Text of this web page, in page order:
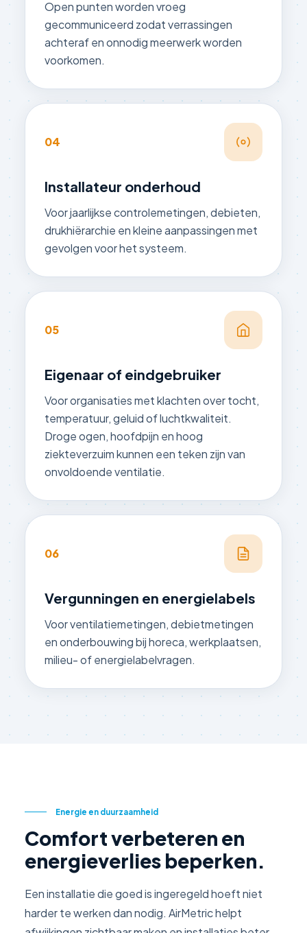
Open punten worden vroeg
gecommuniceerd zodat verrassingen
achteraf en onnodig meerwerk worden
voorkomen.
04
Installateur onderhoud
Voor jaarlijkse controlemetingen, debieten,
drukhiërarchie en kleine aanpassingen met
gevolgen voor het systeem.
05
Eigenaar of eindgebruiker
Voor organisaties met klachten over tocht,
temperatuur, geluid of luchtkwaliteit.
Droge ogen, hoofdpijn en hoog
ziekteverzuim kunnen een teken zijn van
onvoldoende ventilatie.
06
Vergunningen en energielabels
Voor ventilatiemetingen, debietmetingen
en onderbouwing bij horeca, werkplaatsen,
milieu- of energielabelvragen.
Energie en duurzaamheid
Comfort verbeteren en
energieverlies beperken.
Een installatie die goed is ingeregeld hoeft niet
harder te werken dan nodig. AirMetric helpt